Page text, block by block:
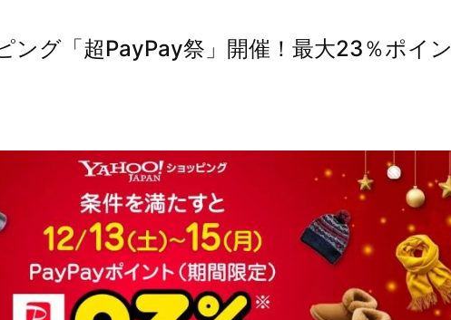
ング「超PayPay祭」開催！最大23％ポイン